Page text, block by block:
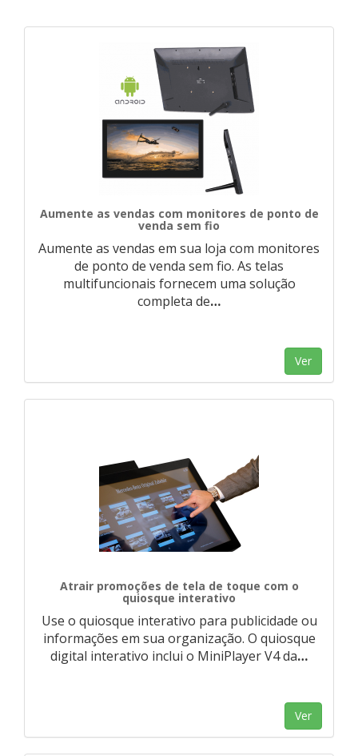
Aumente as vendas com monitores de ponto de
venda sem fio
Aumente as vendas em sua loja com monitores
de ponto de venda sem fio. As telas
multifuncionais fornecem uma solução
completa de…
Ver
Atrair promoções de tela de toque com o
quiosque interativo
Use o quiosque interativo para publicidade ou
informações em sua organização. O quiosque
digital interativo inclui o MiniPlayer V4 da…
Ver